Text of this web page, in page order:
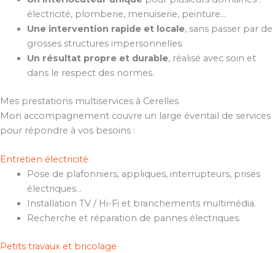
électricité, plomberie, menuiserie, peinture…
Une intervention rapide et locale, sans passer par de
grosses structures impersonnelles.
Un résultat propre et durable, réalisé avec soin et
dans le respect des normes.
Mes prestations multiservices à Cerelles
Mon accompagnement couvre un large éventail de services
pour répondre à vos besoins :
Entretien électricité
Pose de plafonniers, appliques, interrupteurs, prises
électriques…
Installation TV / Hi-Fi et branchements multimédia.
Recherche et réparation de pannes électriques.
Petits travaux et bricolage